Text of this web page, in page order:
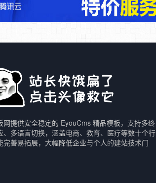
网提供安全稳定的 EyouCms 精品模板，支持多终
、多语言切换，涵盖电商、教育、医疗等数十个行
完善易拓展，大幅降低企业与个人的建站技术门